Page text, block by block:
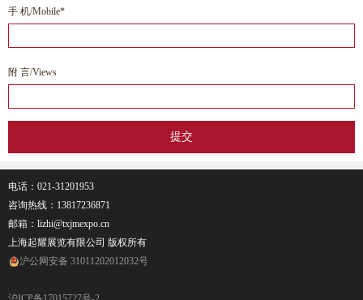
手 机/Mobile*
附 言/Views
电话：021-31201953
咨询热线： 13817236871
邮箱：lizhi@txjmexpo.cn
上海起耀展览有限公司 版权所有
沪公网安备 31011202012032号